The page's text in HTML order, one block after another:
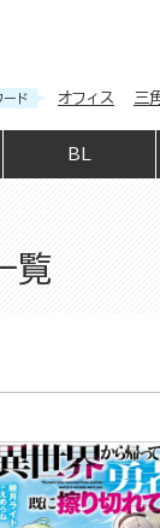
ード オフィス 三
BL
覧